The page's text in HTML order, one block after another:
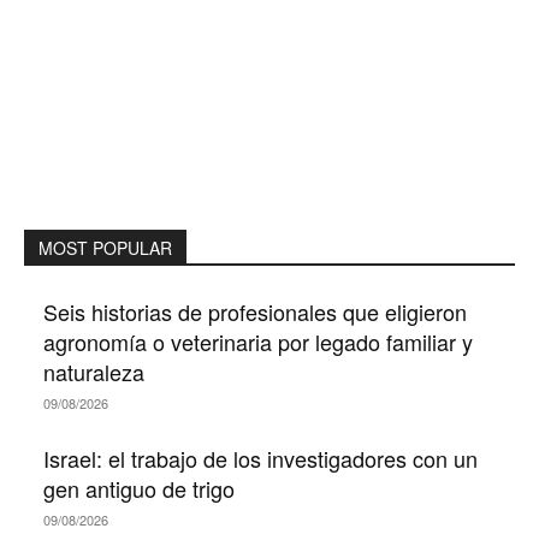
MOST POPULAR
Seis historias de profesionales que eligieron
agronomía o veterinaria por legado familiar y
naturaleza
09/08/2026
Israel: el trabajo de los investigadores con un
gen antiguo de trigo
09/08/2026